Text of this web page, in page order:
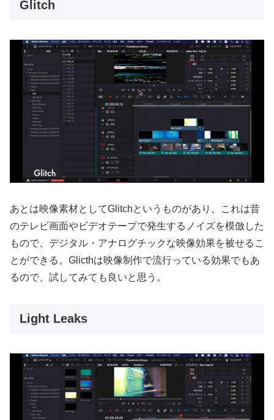
Glitch
あとは映像素材としてGlitchというものがあり、これは昔
のテレビ画面やビデオテープで発生するノイズを模倣した
もので、デジタル・アナログチックな映像効果を被せるこ
とができる。Glicthは映像制作で流行っている効果でもあ
るので、試してみても良いと思う。
Light Leaks